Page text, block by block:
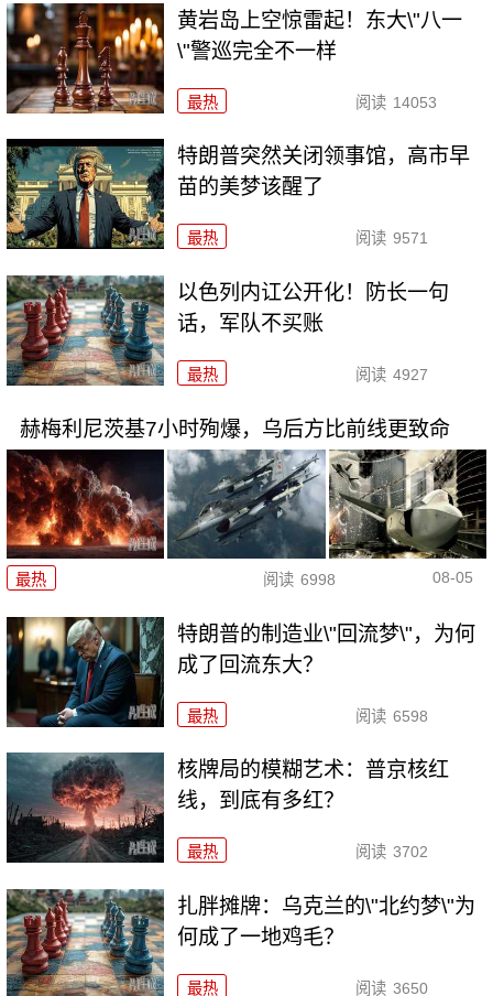
黄岩岛上空惊雷起！东大\"八一
\"警巡完全不一样
最热 阅读 14053
特朗普突然关闭领事馆，高市早
苗的美梦该醒了
最热 阅读 9571
以色列内讧公开化！防长一句
话，军队不买账
最热 阅读 4927
赫梅利尼茨基7小时殉爆，乌后方比前线更致命
最热 阅读 6998 08-05
特朗普的制造业\"回流梦\"，为何
成了回流东大？
最热 阅读 6598
核牌局的模糊艺术：普京核红
线，到底有多红？
最热 阅读 3702
扎胖摊牌：乌克兰的\"北约梦\"为
何成了一地鸡毛？
最热 阅读 3650